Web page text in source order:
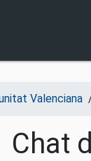
Valenciana
Chat